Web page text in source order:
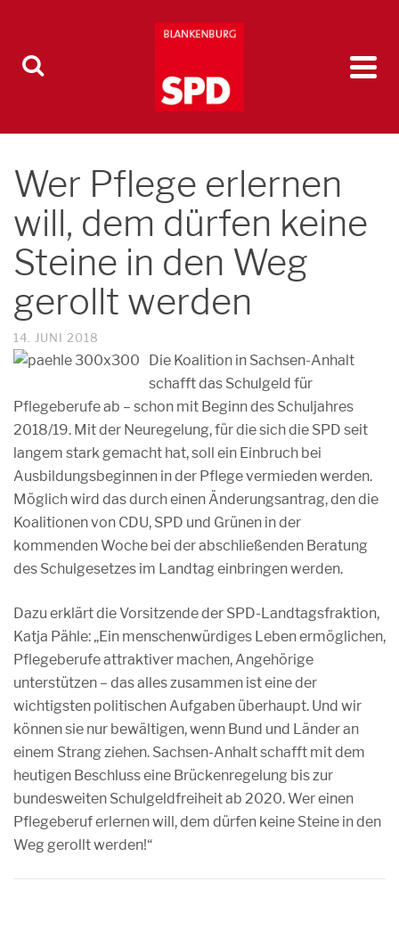
Wer Pflege erlernen
will, dem dürfen keine
Steine in den Weg
gerollt werden
14. JUNI 2018
Die Koalition in Sachsen-Anhalt
schafft das Schulgeld für
Pflegeberufe ab – schon mit Beginn des Schuljahres
2018/19. Mit der Neuregelung, für die sich die SPD seit
langem stark gemacht hat, soll ein Einbruch bei
Ausbildungsbeginnen in der Pflege vermieden werden.
Möglich wird das durch einen Änderungsantrag, den die
Koalitionen von CDU, SPD und Grünen in der
kommenden Woche bei der abschließenden Beratung
des Schulgesetzes im Landtag einbringen werden.
Dazu erklärt die Vorsitzende der SPD-Landtagsfraktion,
Katja Pähle: „Ein menschenwürdiges Leben ermöglichen,
Pflegeberufe attraktiver machen, Angehörige
unterstützen – das alles zusammen ist eine der
wichtigsten politischen Aufgaben überhaupt. Und wir
können sie nur bewältigen, wenn Bund und Länder an
einem Strang ziehen. Sachsen-Anhalt schafft mit dem
heutigen Beschluss eine Brückenregelung bis zur
bundesweiten Schulgeldfreiheit ab 2020. Wer einen
Pflegeberuf erlernen will, dem dürfen keine Steine in den
Weg gerollt werden!“